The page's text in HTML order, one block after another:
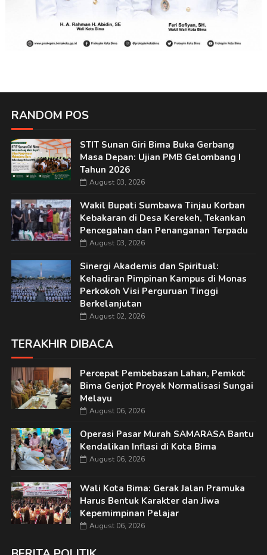
RANDOM POS
STIT Sunan Giri Bima Buka Gerbang
Masa Depan: Ujian PMB Gelombang I
Tahun 2026
August 03, 2026
Wakil Bupati Sumbawa Tinjau Korban
Kebakaran di Desa Kerekeh, Tekankan
Pencegahan dan Penanganan Terpadu
August 03, 2026
Sinergi Akademis dan Spiritual:
Kehadiran Pimpinan Kampus di Monas
Perkokoh Visi Perguruan Tinggi
Berkelanjutan
August 02, 2026
TERAKHIR DIBACA
Percepat Pembebasan Lahan, Pemkot
Bima Genjot Proyek Normalisasi Sungai
Melayu
August 06, 2026
Operasi Pasar Murah SAMARASA Bantu
Kendalikan Inflasi di Kota Bima
August 06, 2026
Wali Kota Bima: Gerak Jalan Pramuka
Harus Bentuk Karakter dan Jiwa
Kepemimpinan Pelajar
August 06, 2026